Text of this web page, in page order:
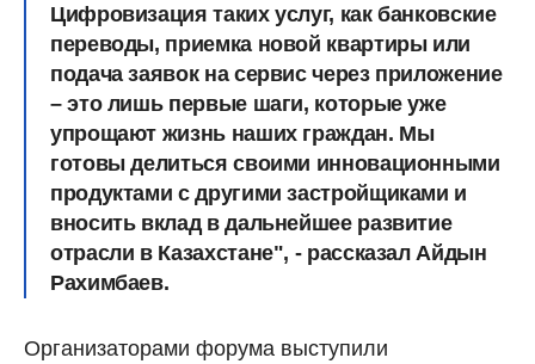
Цифровизация таких услуг, как банковские
переводы, приемка новой квартиры или
подача заявок на сервис через приложение
– это лишь первые шаги, которые уже
упрощают жизнь наших граждан. Мы
готовы делиться своими инновационными
продуктами с другими застройщиками и
вносить вклад в дальнейшее развитие
отрасли в Казахстане", - рассказал Айдын
Рахимбаев.
Организаторами форума выступили